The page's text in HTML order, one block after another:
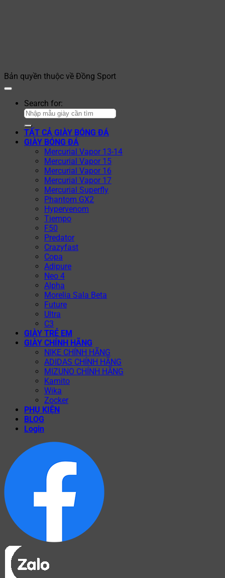
Bản quyền thuộc về Đồng Sport
Search for:
TẤT CẢ GIÀY BÓNG ĐÁ
GIÀY BÓNG ĐÁ
Mercurial Vapor 13-14
Mercurial Vapor 15
Mercurial Vapor 16
Mercurial Vapor 17
Mercurial Superfly
Phantom GX2
Hypervenom
Tiempo
F50
Predator
Crazyfast
Copa
Adipure
Neo 4
Alpha
Morelia Sala Beta
Future
Ultra
C3
GIÀY TRẺ EM
GIÀY CHÍNH HÃNG
NIKE CHÍNH HÃNG
ADIDAS CHÍNH HÃNG
MIZUNO CHÍNH HÃNG
Kamito
Wika
Zocker
PHỤ KIỆN
BLOG
Login